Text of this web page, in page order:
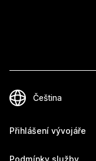
Přihlášení vývojáře
Podmínky služby